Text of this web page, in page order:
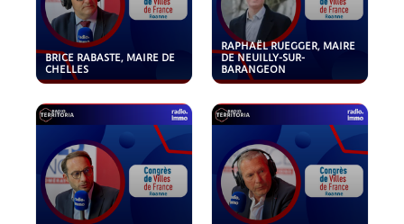
BRICE RABASTE, MAIRE DE
CHELLES
RAPHAËL RUEGGER, MAIRE
DE NEUILLY-SUR-
BARANGEON